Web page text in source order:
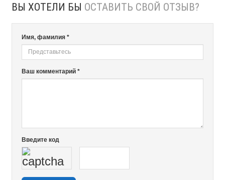
ВЫ ХОТЕЛИ БЫ ОСТАВИТЬ СВОЙ ОТЗЫВ?
Имя, фамилия *
Ваш комментарий *
Введите код